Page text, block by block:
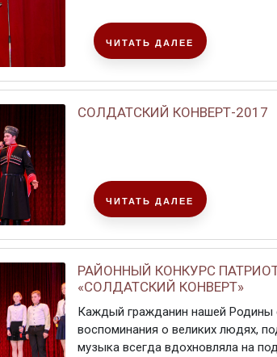
ЧИТАТЬ ДАЛЕЕ
СОЛДАТСКИЙ КОНВЕРТ-2017
ЧИТАТЬ ДАЛЕЕ
РАЙОННЫЙ КОНКУРС
«СОЛДАТСКИЙ КОНВЕРТ»
Каждый гражданин нашей Родины
воспоминания о великих людях,
музыка всегда вдохновляла на